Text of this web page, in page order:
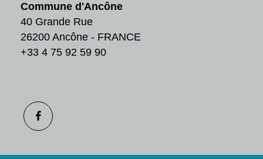
Commune d'Ancône
40 Grande Rue
26200 Ancône - FRANCE
+33 4 75 92 59 90